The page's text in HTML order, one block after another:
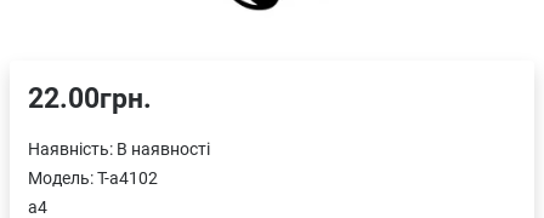
22.00грн.
Наявність: В наявності
Модель:T-a4102
a4